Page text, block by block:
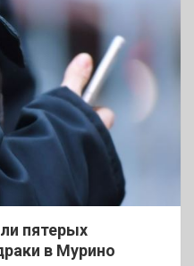
пятерых
в Мурино